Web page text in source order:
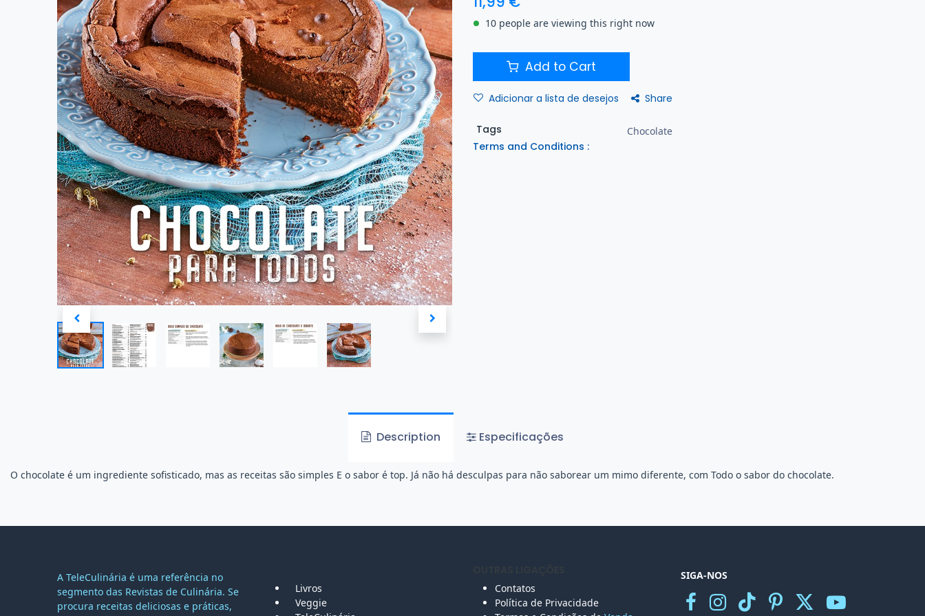
10 people are viewing this right now
Add to Cart
Adicionar a lista de desejos Share
Tags Chocolate
Terms and Conditions :
Description Especificações
O chocolate é um ingrediente sofisticado, mas as receitas são simples E o sabor é top. Já não há desculpas para não saborear um mimo diferente, com Todo o sabor do chocolate.
A TeleCulinária é uma referência no
segmento das Revistas de Culinária. Se
procura receitas deliciosas e práticas,
Livros
Veggie
Contatos
Política de Privacidade
SIGA-NOS